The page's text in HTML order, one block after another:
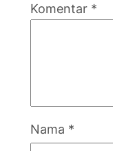
Komentar *
Nama *